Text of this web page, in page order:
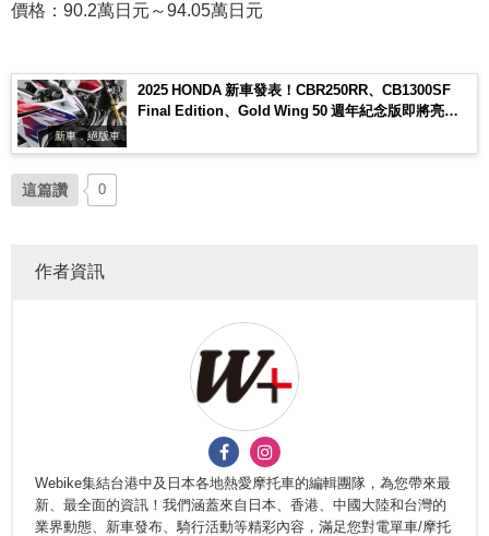
價格：90.2萬日元～94.05萬日元
新車．絕版車
2025 HONDA 新車發表！CBR250RR、CB1300SF
Final Edition、Gold Wing 50 週年紀念版即將亮
這篇讚 0
作者資訊
Webike集結台港中及日本各地熱愛摩托車的編輯團隊，為您帶來最
新、最全面的資訊！我們涵蓋來自日本、香港、中國大陸和台灣的
業界動態、新車發布、騎行活動等精彩內容，滿足您對電單車/摩托